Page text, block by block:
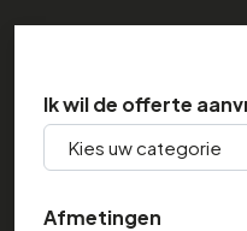
Ik wil de offerte
Afmetingen